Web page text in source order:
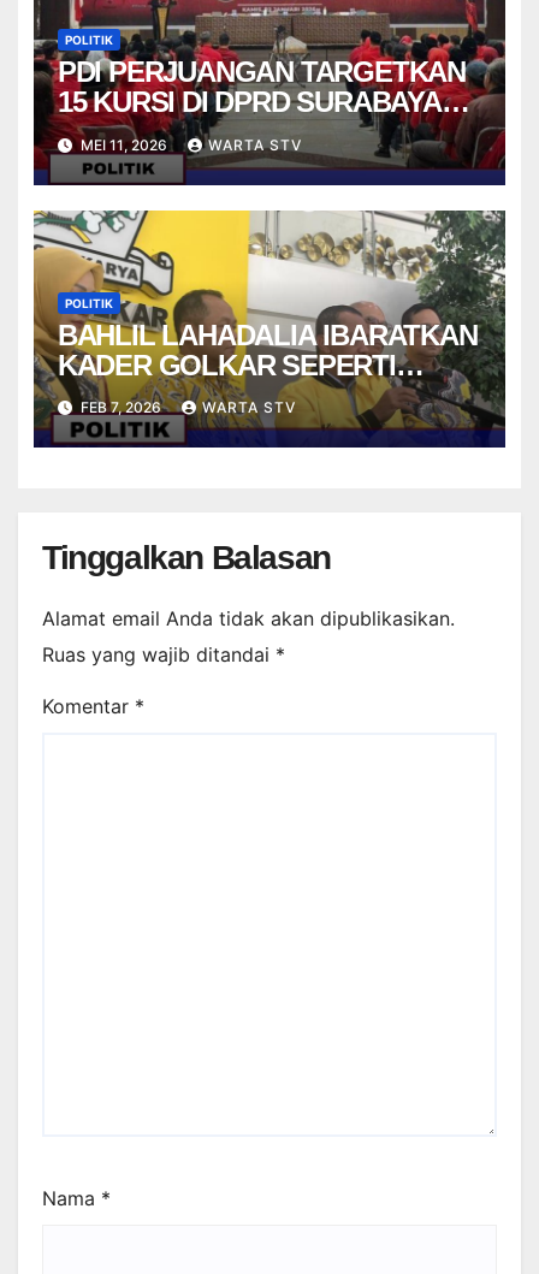
POLITIK
PDI PERJUANGAN TARGETKAN
15 KURSI DI DPRD SURABAYA
PADA PEMILU 2029
MEI 11, 2026 WARTA STV
POLITIK
BAHLIL LAHADALIA IBARATKAN
KADER GOLKAR SEPERTI
STRIKER DALAM PERMAINAN
FUTSAL
FEB 7, 2026 WARTA STV
Tinggalkan Balasan
Alamat email Anda tidak akan dipublikasikan.
Ruas yang wajib ditandai *
Komentar *
Nama *